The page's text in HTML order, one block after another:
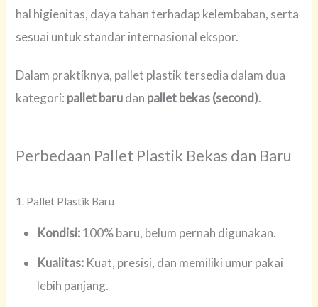
hal higienitas, daya tahan terhadap kelembaban, serta
sesuai untuk standar internasional ekspor.
Dalam praktiknya, pallet plastik tersedia dalam dua
kategori: pallet barudan pallet bekas (second).
Perbedaan Pallet Plastik Bekas dan Baru
1. Pallet Plastik Baru
Kondisi:100% baru, belum pernah digunakan.
Kualitas: Kuat, presisi, dan memiliki umur pakai
lebih panjang.